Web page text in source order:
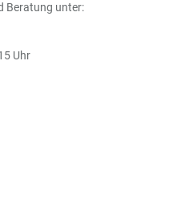
Beratung unter:
Uhr